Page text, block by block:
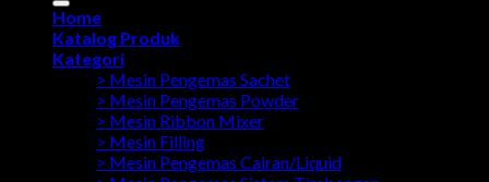
Home
Katalog Produk
Kategori
> Mesin Pengemas Sachet
> Mesin Pengemas Powder
> Mesin Ribbon Mixer
> Mesin Filling
> Mesin Pengemas Cairan/Liquid